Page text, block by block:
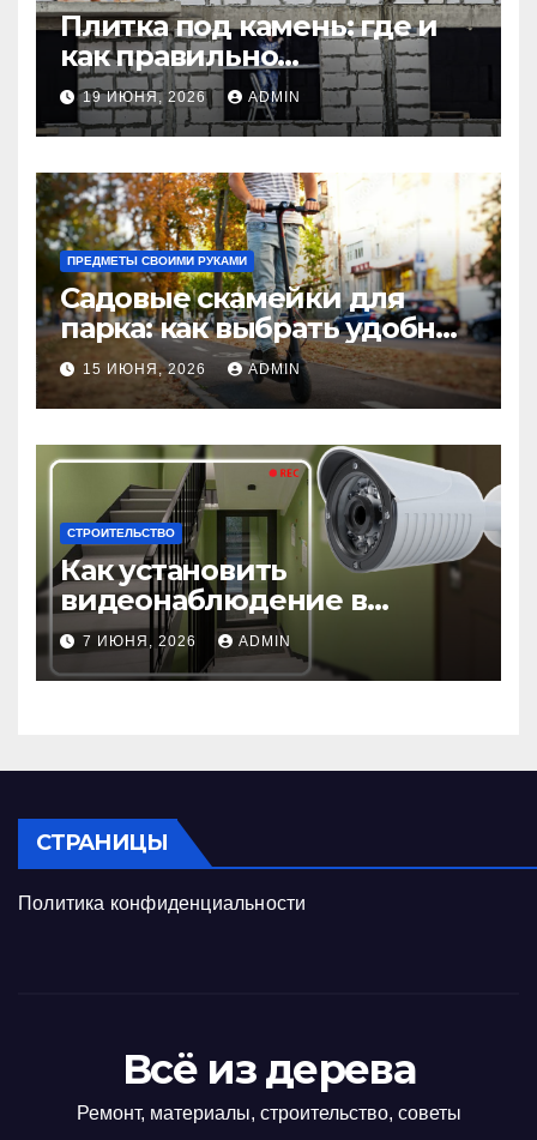
Плитка под камень: где и
как правильно
использовать в интерьере
комнаты?
19 ИЮНЯ, 2026 ADMIN
ПРЕДМЕТЫ СВОИМИ РУКАМИ
Садовые скамейки для
парка: как выбрать удобные
и долговечные модели
Madmetal.ru
15 ИЮНЯ, 2026 ADMIN
СТРОИТЕЛЬСТВО
Как установить
видеонаблюдение в
подъезде: пошаговая
инструкция и советы
7 ИЮНЯ, 2026 ADMIN
СТРАНИЦЫ
Политика конфиденциальности
Всё из дерева
Ремонт, материалы, строительство, советы